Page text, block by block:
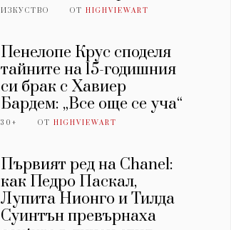
ИЗКУСТВО ОТHIGHVIEWART
Пенелопе Крус споделя
тайните на 15-годишния
си брак с Хавиер
Бардем: „Все още се уча“
30+ ОТHIGHVIEWART
Първият ред на Chanel:
как Педро Паскал,
Лупита Нионго и Тилда
Суинтън превърнаха